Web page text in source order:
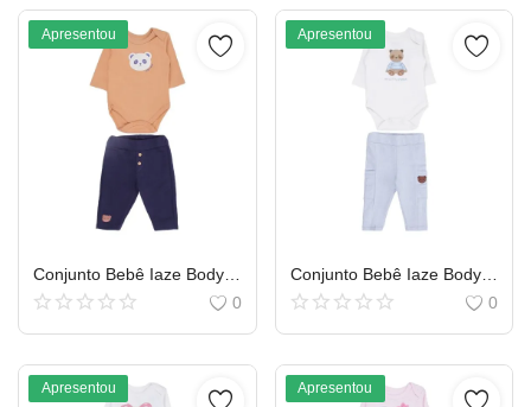
Apresentou
0
Apresentou
Conjunto Bebê Iaze Body Manga Longa Estampa Panda e Calça
0
Apresentou Apresentou